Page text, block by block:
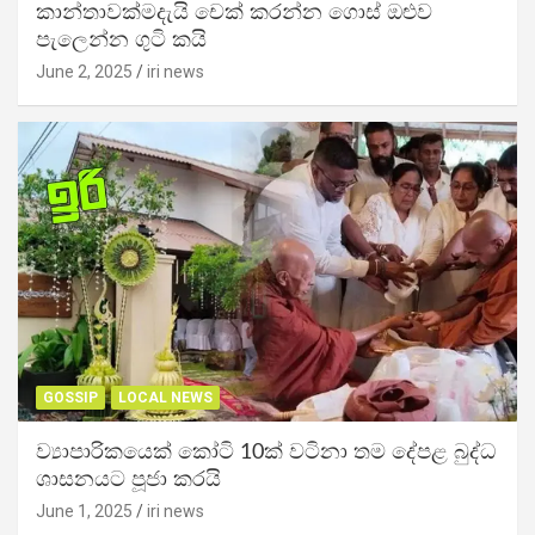
කාන්තාවක්මදැයි චෙක් කරන්න ගොස් ඔළුව
පැලෙන්න ගුටි කයි
June 2, 2025 iri news
GOSSIP LOCAL NEWS
ව්‍යාපාරිකයෙක් කෝටි 10ක් වටිනා තම දේපළ බුද්ධ
ශාසනයට පූජා කරයි
June 1, 2025 iri news